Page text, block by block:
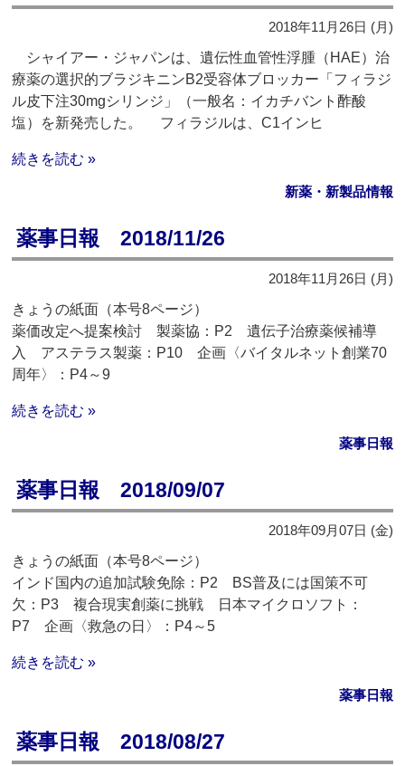
2018年11月26日 (月)
シャイアー・ジャパンは、遺伝性血管性浮腫（HAE）治
療薬の選択的ブラジキニンB2受容体ブロッカー「フィラジ
ル皮下注30mgシリンジ」（一般名：イカチバント酢酸
塩）を新発売した。 フィラジルは、C1インヒ
続きを読む »
新薬・新製品情報
薬事日報 2018/11/26
2018年11月26日 (月)
きょうの紙面（本号8ページ）
薬価改定へ提案検討 製薬協：P2 遺伝子治療薬候補導
入 アステラス製薬：P10 企画〈バイタルネット創業70
周年〉：P4～9
続きを読む »
薬事日報
薬事日報 2018/09/07
2018年09月07日 (金)
きょうの紙面（本号8ページ）
インド国内の追加試験免除：P2 BS普及には国策不可
欠：P3 複合現実創薬に挑戦 日本マイクロソフト：
P7 企画〈救急の日〉：P4～5
続きを読む »
薬事日報
薬事日報 2018/08/27